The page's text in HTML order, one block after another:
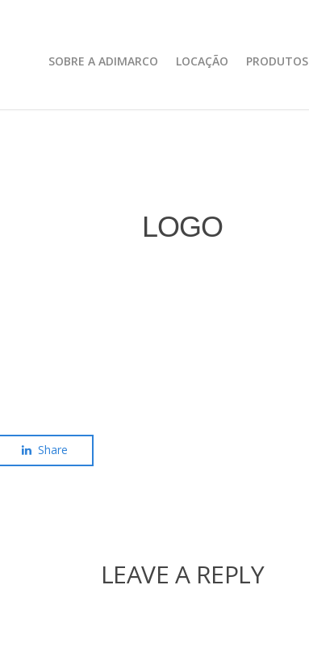
SOBRE A ADIMARCO LOCAÇÃO PRODUTOS
LOGO
Share
LEAVE A REPLY